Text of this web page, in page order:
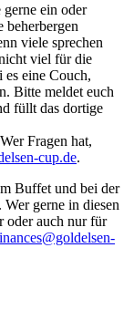
ein oder
beherbergen
viele sprechen
viel für die
es eine Couch,
Bitte meldet euch
füllt das dortige
Fragen hat,
cup.de.
Buffet und bei der
gerne in diesen
oder auch nur für